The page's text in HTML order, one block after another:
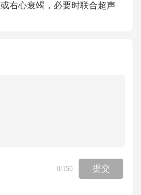
右心衰竭，必要时联合超声
围，防止误吸及气道黏膜损
置减少气道开放次数，降低
其适用于痰液黏稠患者。对深
患者，在镇静镇痛下实施支气
0/150 提交